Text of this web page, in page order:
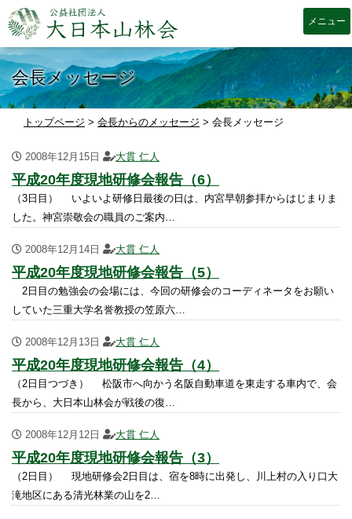
会長メッセージ
トップページ > 会長からのメッセージ > 会長メッセージ
2008年12月15日 大貫 仁人
平成20年度現地研修会報告（6）
（3日目） いよいよ研修日最後の日は、内宮早朝参拝からはじまりま
した。神宮崇敬会の職員のご案内…
2008年12月14日 大貫 仁人
平成20年度現地研修会報告（5）
2日目の勉強会の会場には、今回の研修会のコーディネータをお願い
していた三重大学名誉教授の笠原六…
2008年12月13日 大貫 仁人
平成20年度現地研修会報告（4）
（2日目つづき） 松阪市へ向かう名阪自動車道を東走する車内で、会
長から、大日本山林会が戦後の復…
2008年12月12日 大貫 仁人
平成20年度現地研修会報告（3）
（2日目） 現地研修会2日目は、宿を8時に出発し、川上村の入り口大
滝地区にある清光林業の山を2…